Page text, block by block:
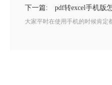
下一篇: pdf转excel手机版
大家平时在使用手机的时候肯定